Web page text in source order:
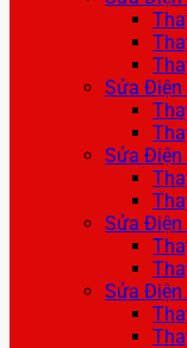
Sửa Điện
Sửa Điện
Sửa Điện
Sửa Điện